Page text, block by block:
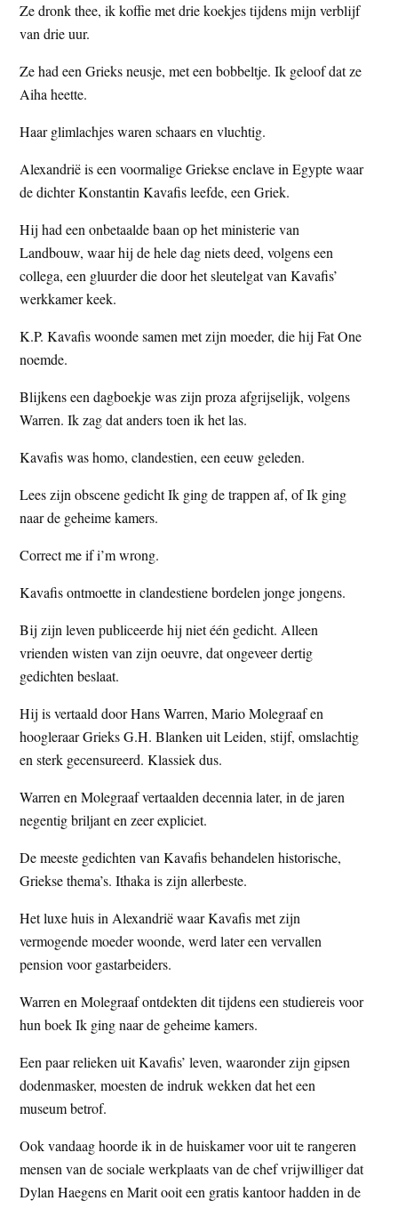
Ze dronk thee, ik koffie met drie koekjes tijdens mijn verblijf
van drie uur.
Ze had een Grieks neusje, met een bobbeltje. Ik geloof dat ze
Aiha heette.
Haar glimlachjes waren schaars en vluchtig.
Alexandrië is een voormalige Griekse enclave in Egypte waar
de dichter Konstantin Kavafis leefde, een Griek.
Hij had een onbetaalde baan op het ministerie van
Landbouw, waar hij de hele dag niets deed, volgens een
collega, een gluurder die door het sleutelgat van Kavafis’
werkkamer keek.
K.P. Kavafis woonde samen met zijn moeder, die hij Fat One
noemde.
Blijkens een dagboekje was zijn proza afgrijselijk, volgens
Warren. Ik zag dat anders toen ik het las.
Kavafis was homo, clandestien, een eeuw geleden.
Lees zijn obscene gedicht Ik ging de trappen af, of Ik ging
naar de geheime kamers.
Correct me if i’m wrong.
Kavafis ontmoette in clandestiene bordelen jonge jongens.
Bij zijn leven publiceerde hij niet één gedicht. Alleen
vrienden wisten van zijn oeuvre, dat ongeveer dertig
gedichten beslaat.
Hij is vertaald door Hans Warren, Mario Molegraaf en
hoogleraar Grieks G.H. Blanken uit Leiden, stijf, omslachtig
en sterk gecensureerd. Klassiek dus.
Warren en Molegraaf vertaalden decennia later, in de jaren
negentig briljant en zeer expliciet.
De meeste gedichten van Kavafis behandelen historische,
Griekse thema’s. Ithaka is zijn allerbeste.
Het luxe huis in Alexandrië waar Kavafis met zijn
vermogende moeder woonde, werd later een vervallen
pension voor gastarbeiders.
Warren en Molegraaf ontdekten dit tijdens een studiereis voor
hun boek Ik ging naar de geheime kamers.
Een paar relieken uit Kavafis’ leven, waaronder zijn gipsen
dodenmasker, moesten de indruk wekken dat het een
museum betrof.
Ook vandaag hoorde ik in de huiskamer voor uit te rangeren
mensen van de sociale werkplaats van de chef vrijwilliger dat
Dylan Haegens en Marit ooit een gratis kantoor hadden in de